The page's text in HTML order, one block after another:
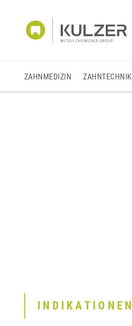
ZAHNMEDIZIN ZAHNTECHNIK
INDIKATIONEN